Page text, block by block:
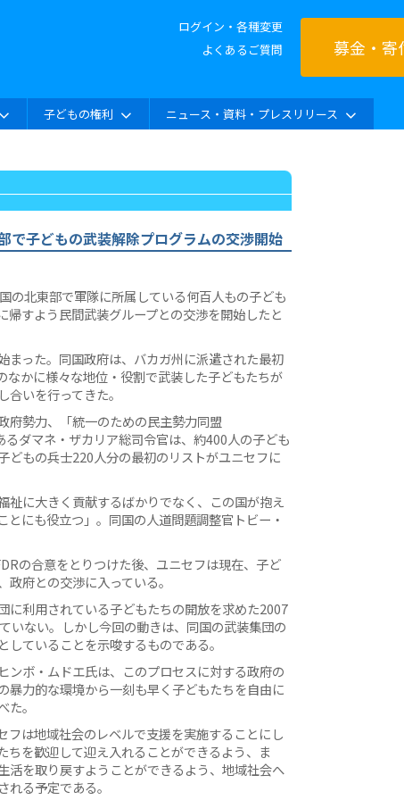
ログイン・各種変更
よくあるご質問
募金・寄
子どもの権利 ニュース・資料・プレスリリース
で子どもの武装解除プログラムの交渉開始
の北東部で軍隊に所属している何百人もの子ども
すよう民間武装グループとの交渉を開始したと
まった。同国政府は、バカガ州に派遣された最初
かに様々な地位・役割で武装した子どもたちが
いを行ってきた。
府勢力、「統一のための民主勢力同盟
るダマネ・ザカリア総司令官は、約400人の子ども
どもの兵士220人分の最初のリストがユニセフに
祉に大きく貢献するばかりでなく、この国が抱え
にも役立つ」。同国の人道問題調整官トビー・
の合意をとりつけた後、ユニセフは現在、子ど
府との交渉に入っている。
に利用されている子どもたちの開放を求めた2007
いない。しかし今回の動きは、同国の武装集団の
ていることを示唆するものである。
ンボ・ムドエ氏は、このプロセスに対する政府の
暴力的な環境から一刻も早く子どもたちを自由に
。
フは地域社会のレベルで支援を実施することにし
を歓迎して迎え入れることができるよう、ま
活を取り戻すようことができるよう、地域社会へ
る予定である。